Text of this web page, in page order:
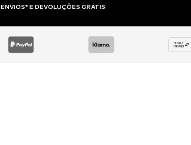
ENVIOS* E DEVOLUÇÕES GRÁTIS